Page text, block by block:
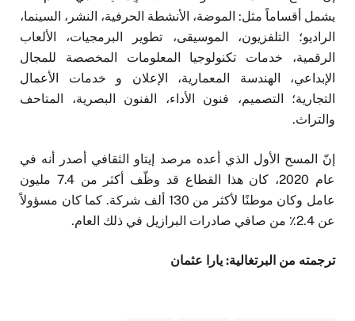
يشمل أقساماً مثل: الموضة، الأنشطة الحرفية، النشر، السينما،
الراديو؛ التلفزيون، الموسيقى، تطوير البرمجيات، الألعاب
الرقمية، خدمات تكنولوجيا المعلومات المخصصة للمجال
الإبداعي، الهندسة المعمارية، الإعلان و خدمات الأعمال
التجارية؛ التصميم، فنون الأداء، الفنون البصرية، المتاحف
والتراث.
إنّ المسح الأول الذي أعده مرصد إيتاو الثقافي أصدر أنه في
عام 2020، كان هذا القطاع قد وظّف أكثر من 7.4 مليون
عامل وكان موطنًا لأكثر من 130 ألف شركة. كما كان مسؤولاً
عن 2.4٪ من صافي صادرات البرازيل في ذلك العام.
ترجمته من البرتغالية: يارا عثمان